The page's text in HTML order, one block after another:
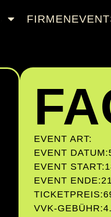
EVENT ART:
EVENT DATUM:
EVENT START:
EVENT ENDE:
TICKETPREIS:
VVK-GEBÜHR: